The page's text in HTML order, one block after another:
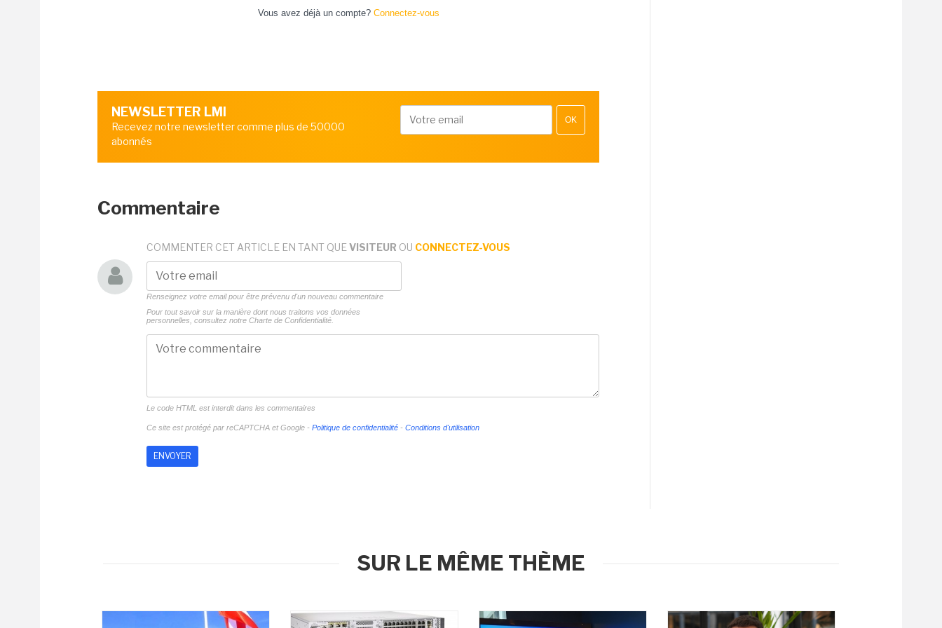
Vous avez déjà un compte? Connectez-vous
NEWSLETTER LMI
Recevez notre newsletter comme plus de 50000
abonnés
OK
Commentaire
COMMENTER CET ARTICLE EN TANT QUE VISITEUR OU CONNECTEZ-VOUS
Renseignez votre email pour être prévenu d'un nouveau commentaire
Pour tout savoir sur la manière dont nous traitons vos données
personnelles, consultez notre Charte de Confidentialité.
Le code HTML est interdit dans les commentaires
Ce site est protégé par reCAPTCHA et Google - Politique de confidentialité - Conditions d'utilisation
SUR LE MÊME THÈME